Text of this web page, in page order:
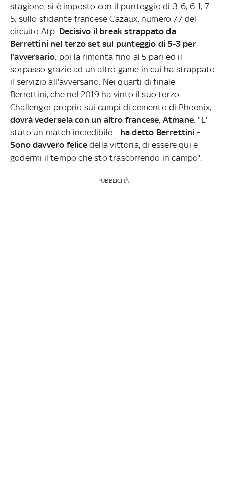
stagione, si è imposto con il punteggio di 3-6, 6-1, 7-
5, sullo sfidante francese Cazaux, numero 77 del
circuito Atp. Decisivo il break strappato da
Berrettini nel terzo set sul punteggio di 5-3 per
l'avversario, poi la rimonta fino al 5 pari ed il
sorpasso grazie ad un altro game in cui ha strappato
il servizio all'avversario. Nei quarti di finale
Berrettini, che nel 2019 ha vinto il suo terzo
Challenger proprio sui campi di cemento di Phoenix,
dovrà vedersela con un altro francese, Atmane. "E'
stato un match incredibile - ha detto Berrettini -
Sono davvero felicedella vittoria, di essere qui e
godermi il tempo che sto trascorrendo in campo".
PUBBLICITÀ